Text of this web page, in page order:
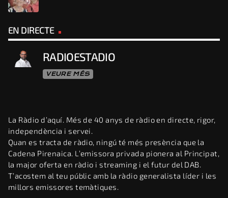
EN DIRECTE
RADIOESTADIO
VEURE MÉS
La Ràdio d’aquí. Més de 40 anys de ràdio en directe, rigor,
independència i servei.
Quan es tracta de ràdio, ningú té més presència que la
Cadena Pirenaica. L’emissora privada pionera al Principat,
la major oferta en ràdio i streaming i el futur del DAB.
T’acostem al teu públic amb la ràdio generalista líder i les
millors emissores temàtiques.